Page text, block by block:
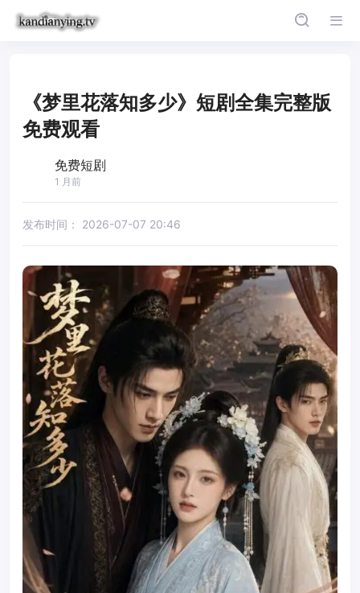
《梦里花落知多少》短剧全集完整版
免费观看
免费短剧
1 月前
发布时间： 2026-07-07 20:46